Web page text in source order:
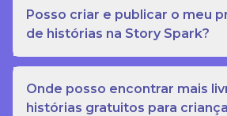
Posso criar e publicar o meu
de histórias na Story Spark?
Onde posso encontrar mais
histórias gratuitos para